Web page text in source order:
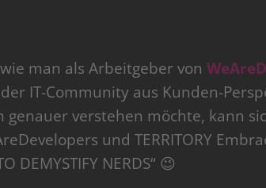
man als Arbeitgeber von
IT-Community aus Kunden-
genauer verstehen möchte, kann
und TERRITORY
DEMYSTIFY NERDS“ 😉